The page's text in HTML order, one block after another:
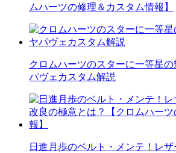
ムハーツの修理＆カスタム情報】
クロムハーツのスターに一等星
パヴェカスタム解説
日進月歩のベルト・メンテ！レ